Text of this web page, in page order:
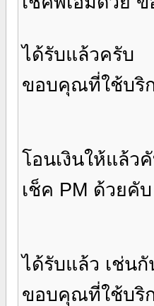
ได้รับแล้วครับ
ขอบคุณที่ใช้บริ
โอนเงินให้แล้ว
เช็ค PM ด้วยคับ
ได้รับแล้ว เช่น
ขอบคุณที่ใช้บริ